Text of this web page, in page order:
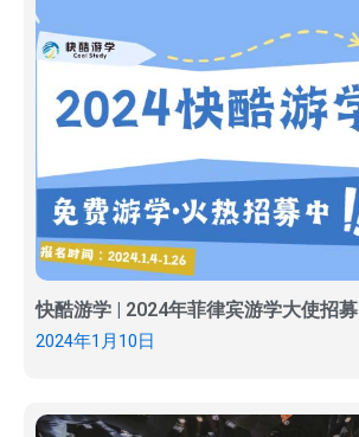
快酷游学 | 2024年菲律宾游学大使招募
2024年1月10日